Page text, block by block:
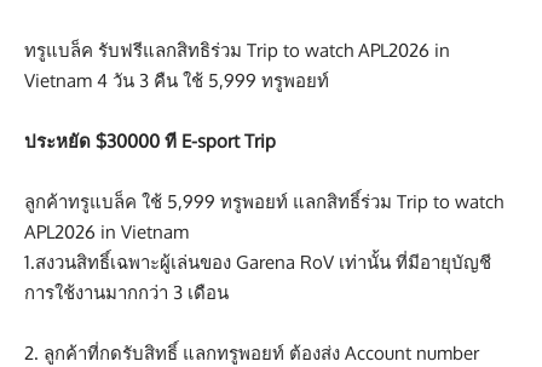
ทรูแบล็ค รับฟรีแลกสิทธิร่วม Trip to watch APL2026 in
Vietnam 4 วัน 3 คืน ใช้ 5,999 ทรูพอยท์
ประหยัด $30000 ที E-sport Trip
ลูกค้าทรูแบล็ค ใช้ 5,999 ทรูพอยท์ แลกสิทธิ์ร่วม Trip to watch
APL2026 in Vietnam
1.สงวนสิทธิ์เฉพาะผู้เล่นของ Garena RoV เท่านั้น ที่มีอายุบัญชี
การใช้งานมากกว่า 3 เดือน
ลูกค้าที่กดรับสิทธิ์ แลกทรูพอยท์ ต้องส่ง Account number